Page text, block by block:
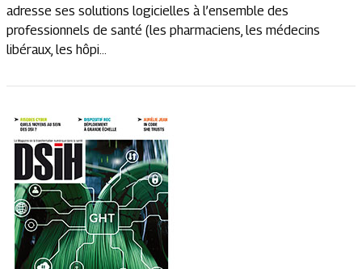
adresse ses solutions logicielles à l’ensemble des
professionnels de santé (les pharmaciens, les médecins
libéraux, les hôpi...